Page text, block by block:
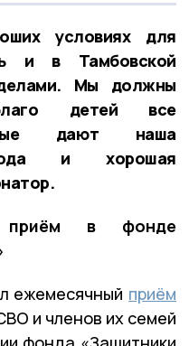
условиях для
и в Тамбовской
Мы должны
детей все
дают наша
и хорошая
приём в фонде
ежемесячный приём
и членов их семей